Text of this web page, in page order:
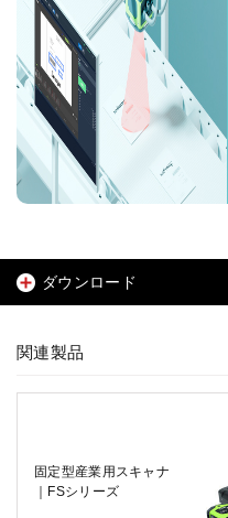
ダウンロード
関連製品
固定型産業用スキャナ
｜FSシリーズ